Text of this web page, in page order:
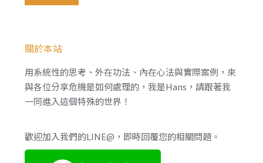
關於本站
用系統性的思考、外在功法、內在心法與實際案例，來
與各位分享危機是如何處理的，我是Hans，請跟著我
一同進入這個特殊的世界！
歡迎加入我們的LINE@，即時回覆您的相關問題。